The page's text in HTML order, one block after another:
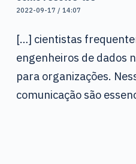
2022-09-17 / 14:07
[…] cientistas
engenheiros de dados
para organizações.
comunicação são